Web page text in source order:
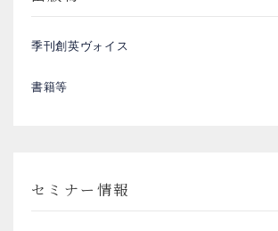
季刊創英ヴォイス
書籍等
セミナー情報